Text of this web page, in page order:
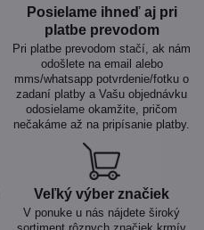
Posielame ihneď aj pri
platbe prevodom
Pri platbe prevodom stačí, ak nám
odošlete na email alebo
mms/whatsapp potvrdenie/fotku o
zadaní platby a Vašu objednávku
odosielame okamžite, pričom
nečakáme až na pripísanie platby.
Veľký výber značiek
V ponuke u nás nájdete široký